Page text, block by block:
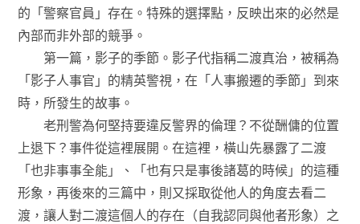
的「警察官員」存在。特殊的選擇點，反映出來的必然是
內部而非外部的競爭。
第一篇，影子的季節。影子代指稱二渡真治，被稱為
「影子人事官」的精英警視，在「人事搬遷的季節」到來
時，所發生的故事。
老刑警為何堅持要違反警界的倫理？不從酬傭的位置
上退下？事件從這裡展開。在這裡，橫山先暴露了二渡
「也非事事全能」、「也有只是事後諸葛的時候」的這種
形象，再後來的三篇中，則又採取從他人的角度去看二
渡，讓人對二渡這個人的存在（自我認同與他者形象）之